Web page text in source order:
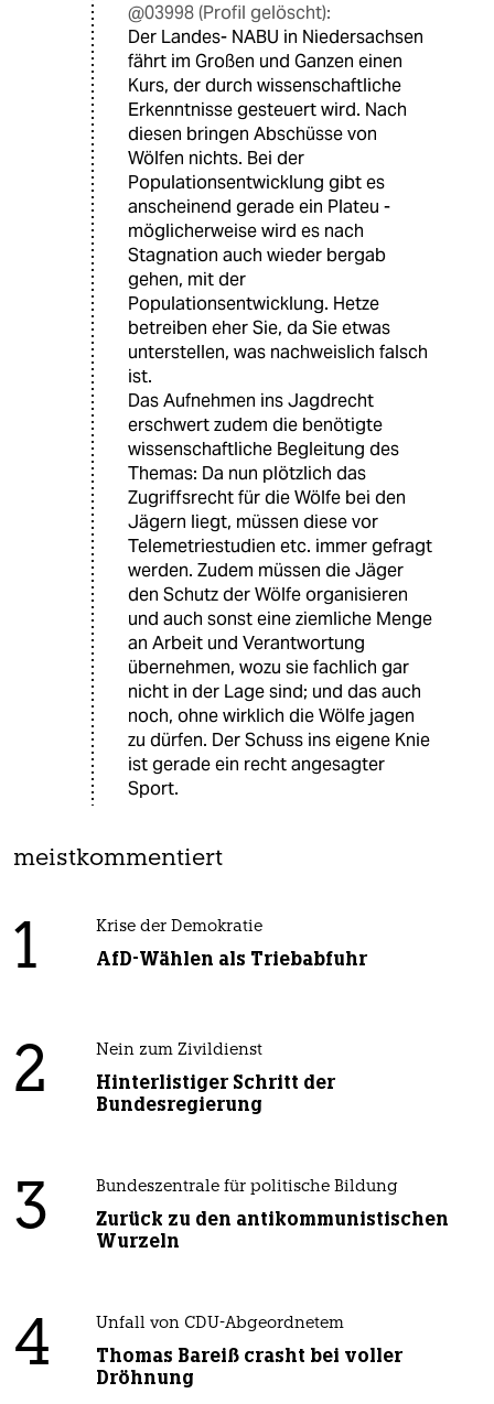
@03998 (Profil gelöscht):
Der Landes- NABU in Niedersachsen
fährt im Großen und Ganzen einen
Kurs, der durch wissenschaftliche
Erkenntnisse gesteuert wird. Nach
diesen bringen Abschüsse von
Wölfen nichts. Bei der
Populationsentwicklung gibt es
anscheinend gerade ein Plateu -
möglicherweise wird es nach
Stagnation auch wieder bergab
gehen, mit der
Populationsentwicklung. Hetze
betreiben eher Sie, da Sie etwas
unterstellen, was nachweislich falsch
ist.
Das Aufnehmen ins Jagdrecht
erschwert zudem die benötigte
wissenschaftliche Begleitung des
Themas: Da nun plötzlich das
Zugriffsrecht für die Wölfe bei den
Jägern liegt, müssen diese vor
Telemetriestudien etc. immer gefragt
werden. Zudem müssen die Jäger
den Schutz der Wölfe organisieren
und auch sonst eine ziemliche Menge
an Arbeit und Verantwortung
übernehmen, wozu sie fachlich gar
nicht in der Lage sind; und das auch
noch, ohne wirklich die Wölfe jagen
zu dürfen. Der Schuss ins eigene Knie
ist gerade ein recht angesagter
Sport.
meistkommentiert
1 Krise der Demokratie
AfD-Wählen als Triebabfuhr
2 Nein zum Zivildienst
Hinterlistiger Schritt der
Bundesregierung
3 Bundeszentrale für politische Bildung
Zurück zu den antikommunistischen
Wurzeln
4 Unfall von CDU-Abgeordnetem
Thomas Bareiß crasht bei voller
Dröhnung